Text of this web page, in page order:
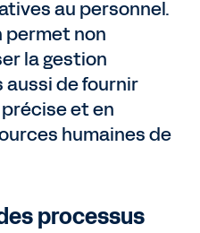
au personnel.
non
la gestion
de fournir
et en
humaines de
processus